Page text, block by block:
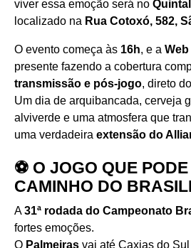
viver essa emoção será no
localizado na Rua Cotoxó, 582,
O evento começa às 16h, e a
presente fazendo a cobertura
transmissão e pós-jogo, direto
Um dia de arquibancada, cerveja
alviverde e uma atmosfera que
uma verdadeira extensão do
⚽ O JOGO QUE
CAMINHO DO
A31ª rodada do Campeonato
fortes emoções.
O Palmeiras vai até Caxias do